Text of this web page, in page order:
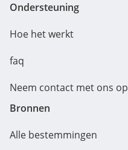
Ondersteuning
Hoe het werkt
faq
Neem contact met ons op
Bronnen
Alle bestemmingen